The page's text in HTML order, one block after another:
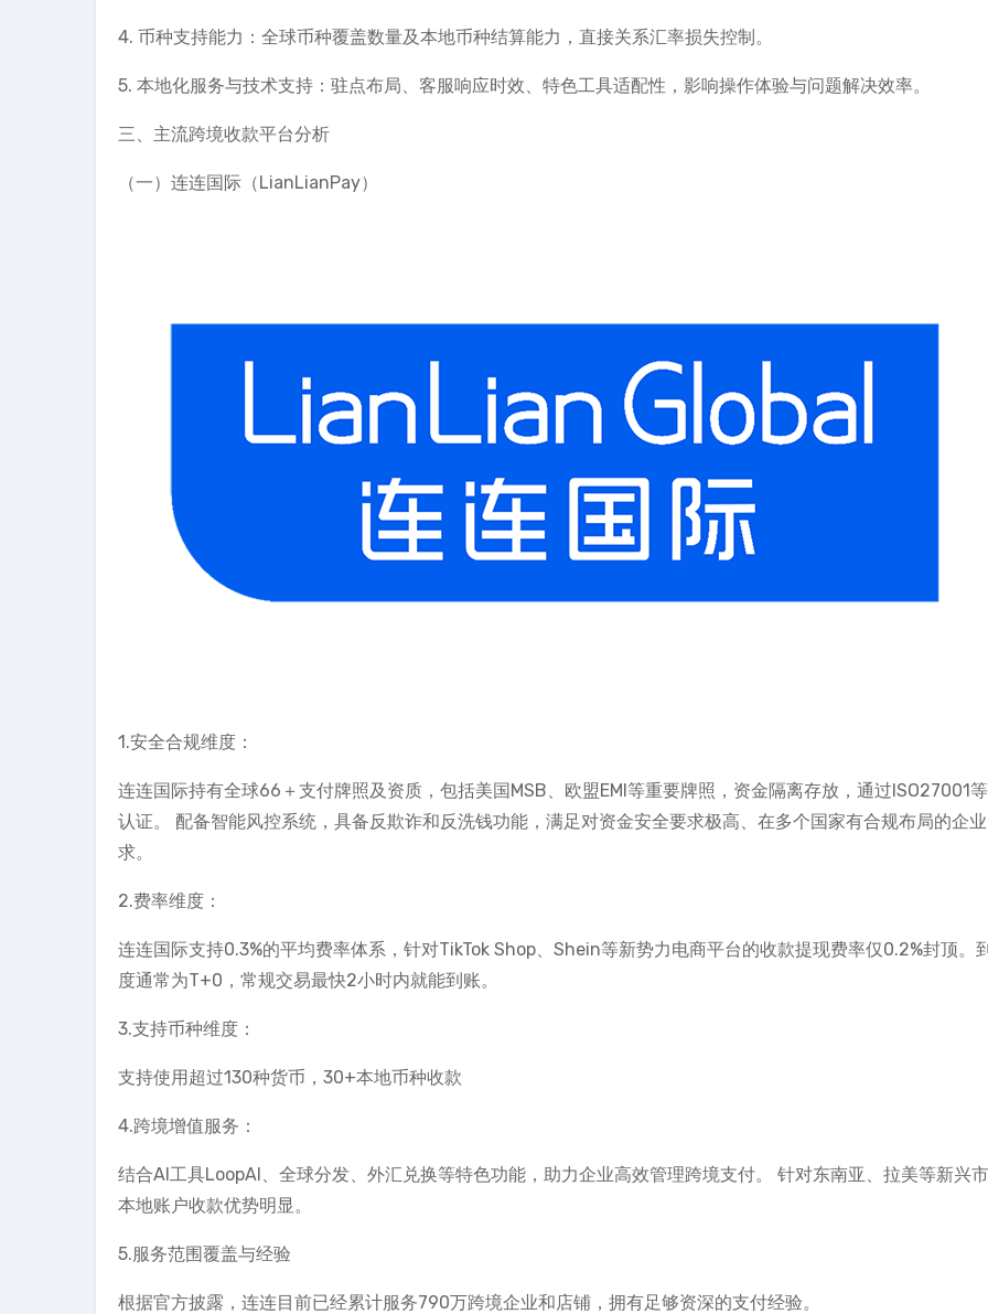
4. 币种支持能力：全球币种覆盖数量及本地币种结算能力，直接关系汇率损失控制。
5. 本地化服务与技术支持：驻点布局、客服响应时效、特色工具适配性，影响操作体验与问题解决效率。
三、主流跨境收款平台分析
（一）连连国际（LianLianPay）
1.安全合规维度：
连连国际持有全球66＋支付牌照及资质，包括美国MSB、欧盟EMI等重要牌照，资金隔离存放，通过ISO27001
认证。 配备智能风控系统，具备反欺诈和反洗钱功能，满足对资金安全要求极高、在多个国家有合规布局的企
求。
2.费率维度：
连连国际支持0.3%的平均费率体系，针对TikTok Shop、Shein等新势力电商平台的收款提现费率仅0.2%封顶。
度通常为T+0，常规交易最快2小时内就能到账。
3.支持币种维度：
支持使用超过130种货币，30+本地币种收款
4.跨境增值服务：
结合AI工具LoopAI、全球分发、外汇兑换等特色功能，助力企业高效管理跨境支付。 针对东南亚、拉美等新兴
本地账户收款优势明显。
5.服务范围覆盖与经验
根据官方披露，连连目前已经累计服务790万跨境企业和店铺，拥有足够资深的支付经验。